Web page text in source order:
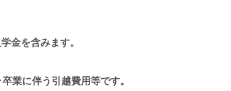
金を含みます。
業に伴う引越費用等です。